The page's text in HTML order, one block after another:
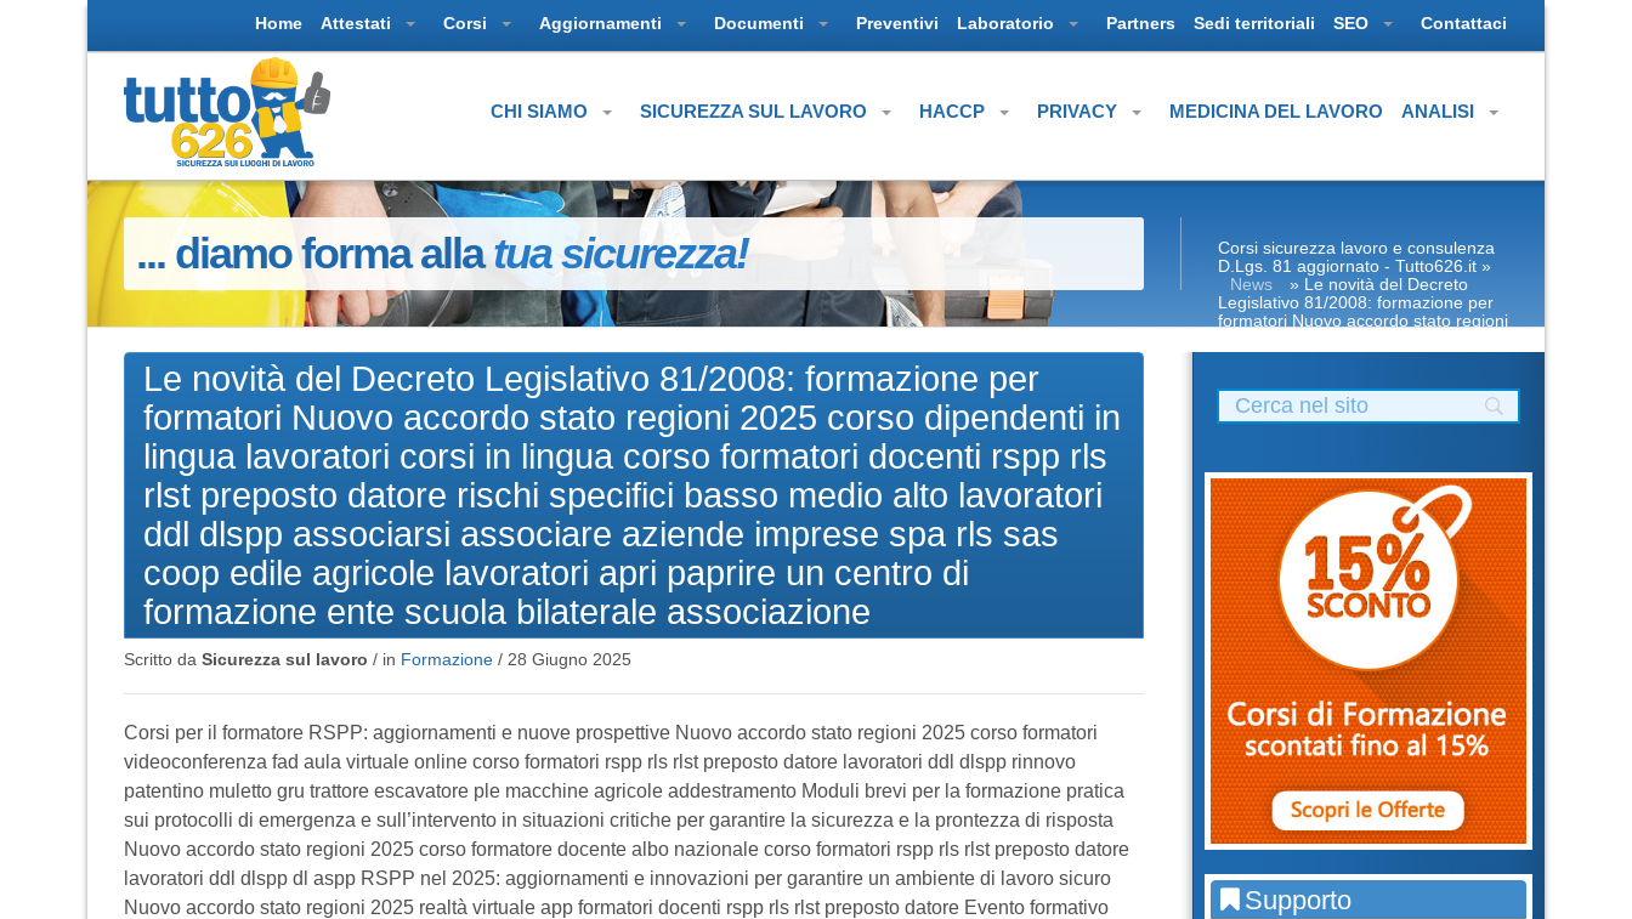
Home Attestati Corsi Aggiornamenti Documenti Preventivi Laboratorio Partners Sedi territoriali SEO Contattaci
CHI SIAMO SICUREZZA SUL LAVORO HACCP PRIVACY MEDICINA DEL LAVORO ANALISI
... diamo forma allatua sicurezza!
Corsi sicurezza lavoro e consulenza
D.Lgs. 81 aggiornato - Tutto626.it »
News
» Le novità del Decreto
Legislativo 81/2008: formazione per
formatori Nuovo accordo stato regioni
lavoratori corsi in lingua corso
preposto datore rischi specifici basso
medio alto lavoratori ddl dlspp
associarsi associare aziende imprese
formazione ente scuola bilaterale
associazione
Le novità del Decreto Legislativo 81/2008: formazione per
formatori Nuovo accordo stato regioni 2025 corso dipendenti in
lingua lavoratori corsi in lingua corso formatori docenti rspp rls
rlst preposto datore rischi specifici basso medio alto lavoratori
ddl dlspp associarsi associare aziende imprese spa rls sas
coop edile agricole lavoratori apri paprire un centro di
formazione ente scuola bilaterale associazione
Scritto da Sicurezza sul lavoro / in Formazione / 28 Giugno 2025
Corsi per il formatore RSPP: aggiornamenti e nuove prospettive Nuovo accordo stato regioni 2025 corso formatori
videoconferenza fad aula virtuale online corso formatori rspp rls rlst preposto datore lavoratori ddl dlspp rinnovo
patentino muletto gru trattore escavatore ple macchine agricole addestramento Moduli brevi per la formazione pratica
sui protocolli di emergenza e sull’intervento in situazioni critiche per garantire la sicurezza e la prontezza di risposta
Nuovo accordo stato regioni 2025 corso formatore docente albo nazionale corso formatori rspp rls rlst preposto datore
lavoratori ddl dlspp dl aspp RSPP nel 2025: aggiornamenti e innovazioni per garantire un ambiente di lavoro sicuro
Nuovo accordo stato regioni 2025 realtà virtuale app formatori docenti rspp rls rlst preposto datore Evento formativo
Supporto